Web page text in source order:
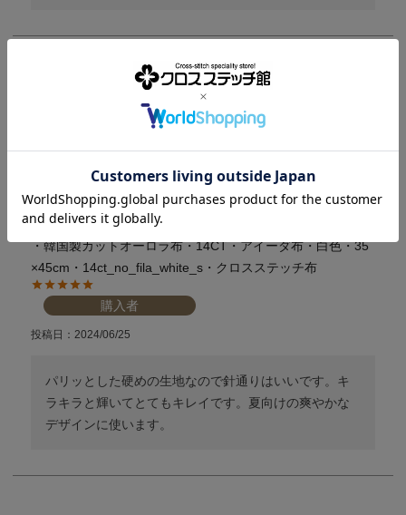
・韓国製カットオーロラ布・14CT・アイーダ布・白色・35
×45cm・14ct_no_fila_white_s・クロスステッチ布
購入者
投稿日 2024/06/25
パリッとした硬めの生地なので針通りはいいです。キ
ラキラと輝いてとてもキレイです。夏向けの爽やかな
デザインに使います。